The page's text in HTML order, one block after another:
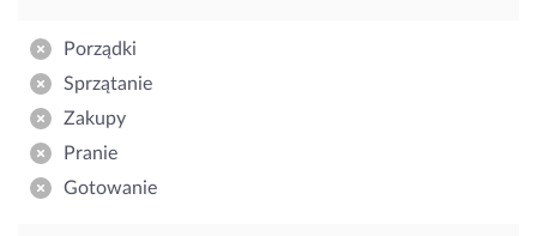
Porządki
Sprzątanie
Zakupy
Pranie
Gotowanie